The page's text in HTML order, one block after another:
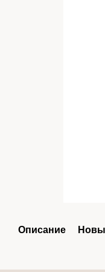
Описание